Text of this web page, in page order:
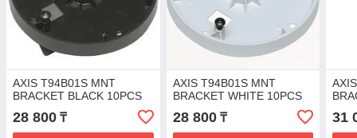
AXIS T94B01S MNT
BRACKET BLACK 10PCS
28 800 ₸
AXIS T94B01S MNT
BRACKET WHITE 10PCS
28 800₸ 31